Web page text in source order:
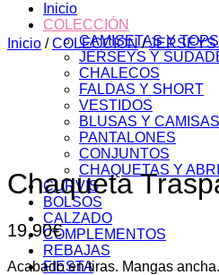
Inicio
COLECCIÓN
CAMISETAS Y TOPS
JERSEYS Y
CHALECOS
FALDAS Y SHORT
VESTIDOS
BLUSAS Y CAMISAS
PANTALONES
CONJUNTOS
CHAQUETAS Y
CURVIS
BOLSOS
CALZADO
COMPLEMENTOS
REBAJAS
FIESTA
Inicio / COLECCIÓN /
Chaqueta
19,90€
Acabado en tiras. Mangas